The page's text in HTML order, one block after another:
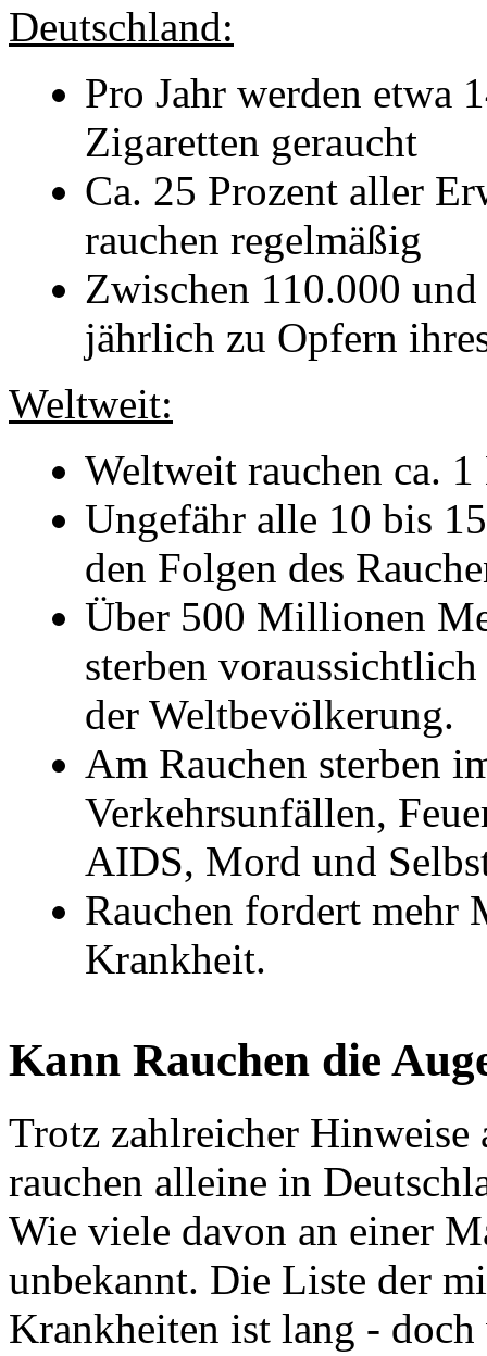
Deutschland:
Pro Jahr werden etwa
Zigaretten geraucht
Ca. 25 Prozent aller
rauchen regelmäßig
Zwischen 110.000
jährlich zu Opfern
Weltweit:
Weltweit rauchen ca.
Ungefähr alle 10 bis
den Folgen des
Über 500 Millionen
sterben
der Weltbevölkerung.
Am Rauchen sterben
Verkehrsunfällen,
AIDS, Mord und
Rauchen fordert mehr
Krankheit.
Kann Rauchen die
Trotz zahlreicher Hinweise
rauchen alleine in
Wie viele davon an einer
unbekannt. Die Liste der
Krankheiten ist lang - doch